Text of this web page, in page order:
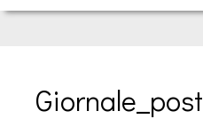
Giornale_post